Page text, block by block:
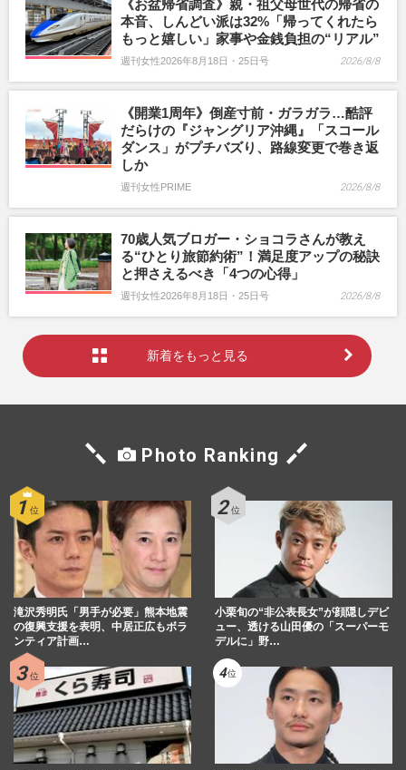
《お盆帰省調査》親・祖父母世代の帰省の
本音、しんどい派は32%「帰ってくれたら
もっと嬉しい」家事や金銭負担の“リアル”
週刊女性2026年8月18日・25日号 2026/8/8
《開業1周年》倒産寸前・ガラガラ…酷評
だらけの『ジャングリア沖縄』「スコール
ダンス」がプチバズり、路線変更で巻き返
しか
週刊女性PRIME 2026/8/8
70歳人気ブロガー・ショコラさんが教え
る“ひとり旅節約術”！満足度アップの秘訣
と押さえるべき「4つの心得」
週刊女性2026年8月18日・25日号 2026/8/8
新着をもっと見る
Photo Ranking
滝沢秀明氏「男手が必要」熊本地震
の復興支援を表明、中居正広もボラ
ンティア計画…
小栗旬の“非公表長女”が顔隠しデビ
ュー、透ける山田優の「スーパーモ
デルに」野…